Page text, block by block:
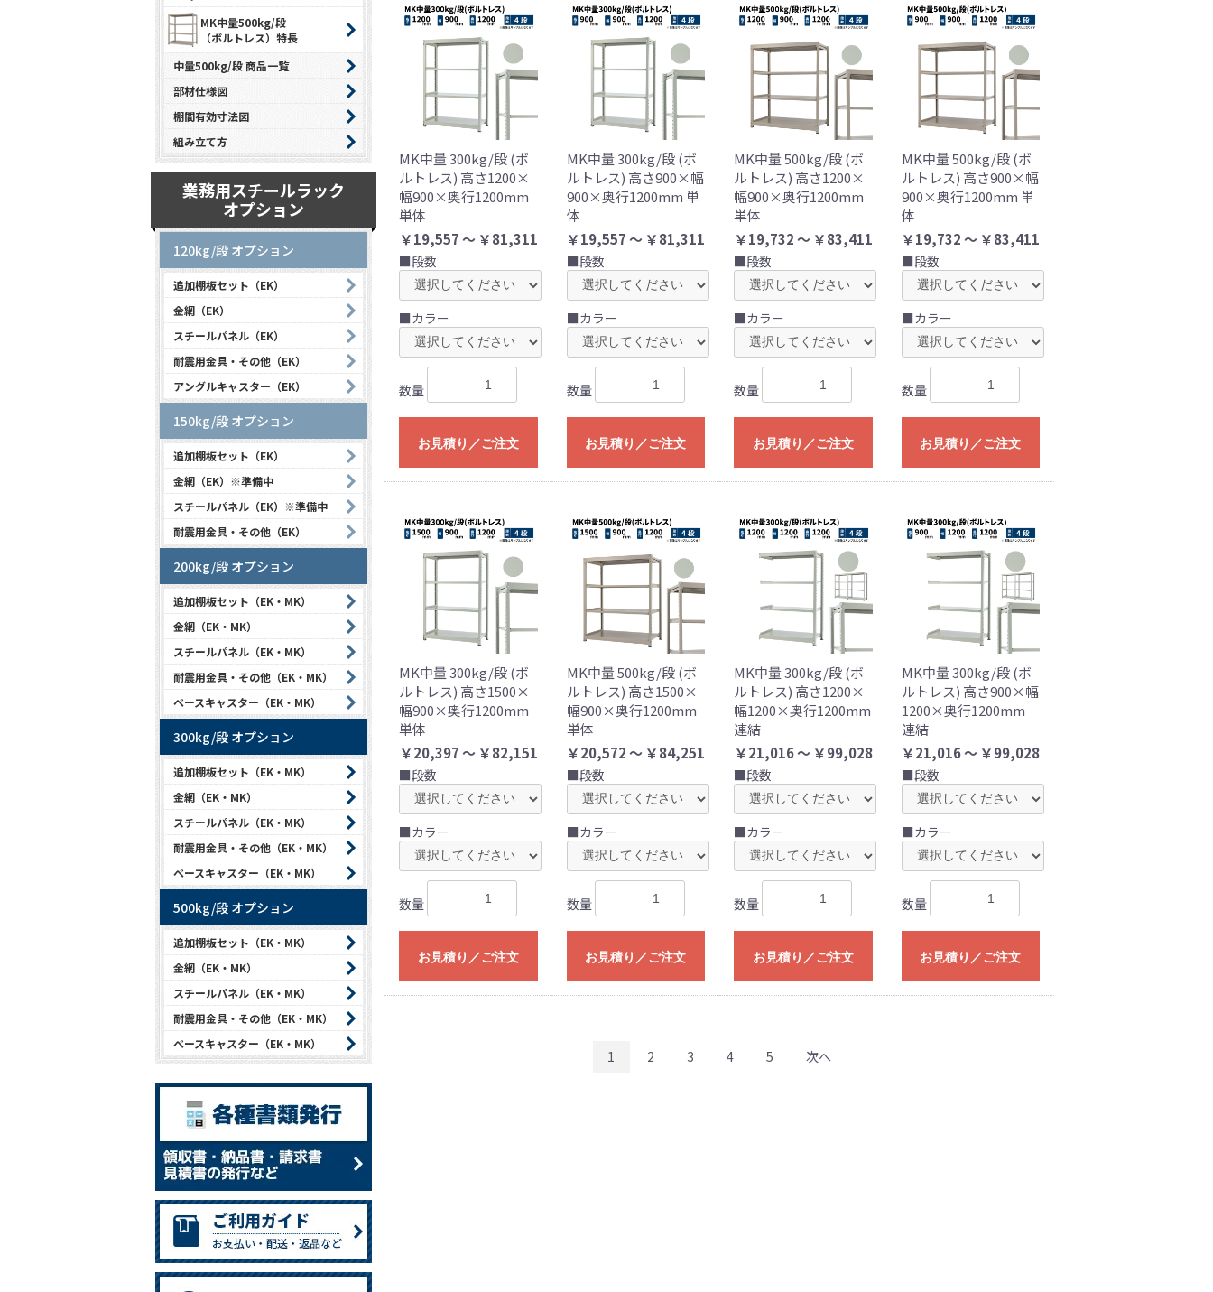
MK中量500kg/段
（ボルトレス）特長
中量500kg/段 商品一覧
部材仕様図
棚間有効寸法図
組み立て方
業務用スチールラック
オプション
120kg/段 オプション
追加棚板セット（EK）
金網（EK）
スチールパネル（EK）
耐震用金具・その他（EK）
アングルキャスター（EK）
150kg/段 オプション
追加棚板セット（EK）
金網（EK）※準備中
スチールパネル（EK）※準備中
耐震用金具・その他（EK）
200kg/段 オプション
追加棚板セット（EK・MK）
金網（EK・MK）
スチールパネル（EK・MK）
耐震用金具・その他（EK・MK）
ベースキャスター（EK・MK）
300kg/段 オプション
追加棚板セット（EK・MK）
金網（EK・MK）
スチールパネル（EK・MK）
耐震用金具・その他（EK・MK）
ベースキャスター（EK・MK）
500kg/段 オプション
追加棚板セット（EK・MK）
金網（EK・MK）
スチールパネル（EK・MK）
耐震用金具・その他（EK・MK）
ベースキャスター（EK・MK）
MK中量 300kg/段 (ボ
ルトレス) 高さ1200×
幅900×奥行1200mm
単体
￥19,557 ～ ￥81,311
■段数
■カラー
数量
お見積り／ご注文
MK中量 300kg/段 (ボ
ルトレス) 高さ900×幅
900×奥行1200mm 単
体
￥19,557 ～ ￥81,311
■段数
■カラー
数量
お見積り／ご注文
MK中量 500kg/段 (ボ
ルトレス) 高さ1200×
幅900×奥行1200mm
単体
￥19,732 ～ ￥83,411
■段数
■カラー
数量
お見積り／ご注文
MK中量 500kg/段 (ボ
ルトレス) 高さ900×幅
900×奥行1200mm 単
体
￥19,732 ～ ￥83,411
■段数
■カラー
数量
お見積り／ご注文
MK中量 300kg/段 (ボ
ルトレス) 高さ1500×
幅900×奥行1200mm
単体
￥20,397 ～ ￥82,151
■段数
■カラー
数量
お見積り／ご注文
MK中量 500kg/段 (ボ
ルトレス) 高さ1500×
幅900×奥行1200mm
単体
￥20,572 ～ ￥84,251
■段数
■カラー
数量
お見積り／ご注文
MK中量 300kg/段 (ボ
ルトレス) 高さ1200×
幅1200×奥行1200mm
連結
￥21,016 ～ ￥99,028
■段数
■カラー
数量
お見積り／ご注文
MK中量 300kg/段 (ボ
ルトレス) 高さ900×幅
1200×奥行1200mm
連結
￥21,016 ～ ￥99,028
■段数
■カラー
数量
お見積り／ご注文
1 2 3 4 5 次へ